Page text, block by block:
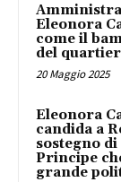
Eleonora
come il
del
20 Maggio 2025
Eleonora
candida a
sostegno
Principe
grande